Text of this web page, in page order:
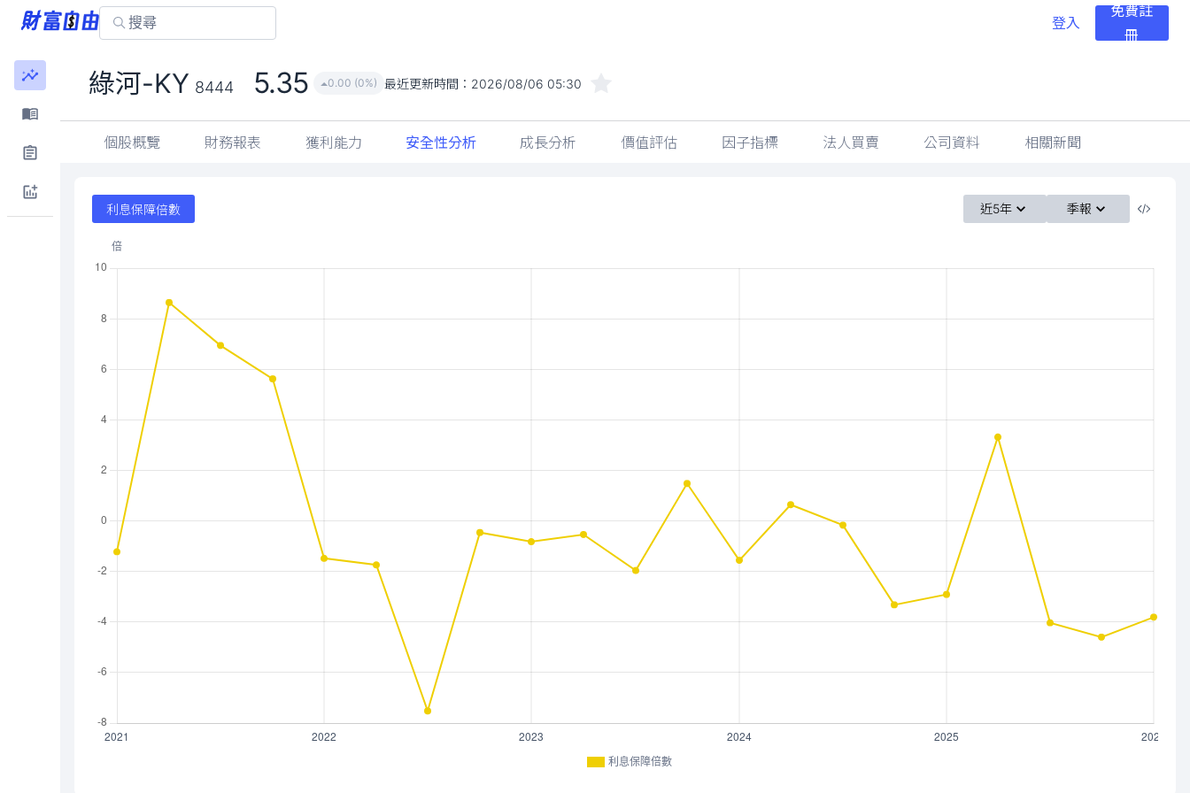
登入
免費註
冊
綠河-KY 8444 5.35 0.00 (0%) 最近更新時間： 2026/08/06 05:30
個股概覽 財務報表 獲利能力 安全性分析 成長分析 價值評估 因子指標 法人買賣 公司資料 相關新聞
利息保障倍數 近5年 季報
利息保障倍數